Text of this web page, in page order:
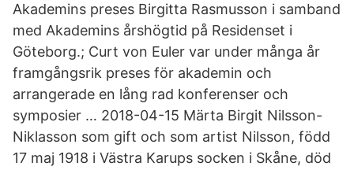
Akademins preses Birgitta Rasmusson i samband
med Akademins årshögtid på Residenset i
Göteborg.; Curt von Euler var under många år
framgångsrik preses för akademin och
arrangerade en lång rad konferenser och
symposier … 2018-04-15 Märta Birgit Nilsson-
Niklasson som gift och som artist Nilsson, född
17 maj 1918 i Västra Karups socken i Skåne, död